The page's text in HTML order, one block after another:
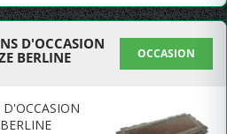
D'OCCASION
BERLINE
OCCASION